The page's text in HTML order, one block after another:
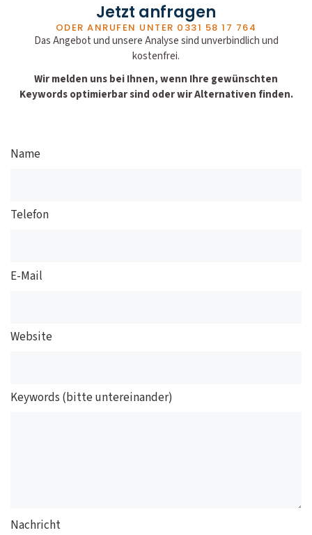
Jetzt anfragen
ODER ANRUFEN UNTER 0331 58 17 764
Das Angebot und unsere Analyse sind unverbindlich und
kostenfrei.
Wir melden uns bei Ihnen, wenn Ihre gewünschten
Keywords optimierbar sind oder wir Alternativen finden.
Name
Telefon
E-Mail
Website
Keywords (bitte untereinander)
Nachricht